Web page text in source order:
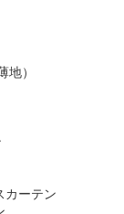
地）
カーテン